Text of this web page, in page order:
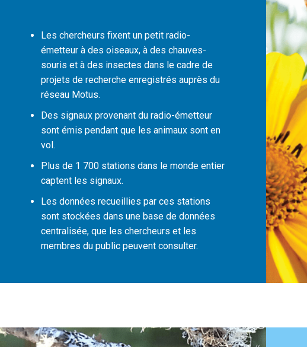
Les chercheurs fixent un petit radio-
émetteur à des oiseaux, à des chauves-
souris et à des insectes dans le cadre de
projets de recherche enregistrés auprès du
réseau Motus.
Des signaux provenant du radio-émetteur
sont émis pendant que les animaux sont en
vol.
Plus de 1 700 stations dans le monde entier
captent les signaux.
Les données recueillies par ces stations
sont stockées dans une base de données
centralisée, que les chercheurs et les
membres du public peuvent consulter.